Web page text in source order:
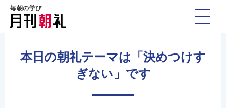
毎朝の学び
本日の朝礼テーマは「決めつけす
ぎない」です